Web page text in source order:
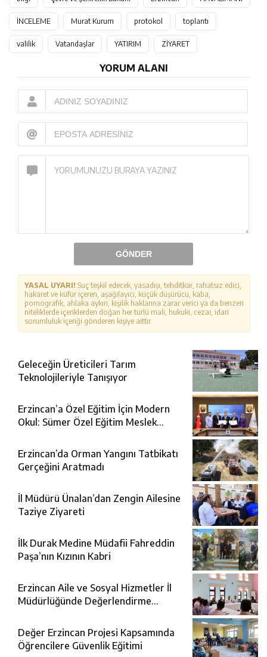
İNCELEME Murat Kurum protokol toplantı
valilik Vatandaşlar YATIRIM ZİYARET
YORUM ALANI
GÖNDER
YASAL UYARI! Suç teşkil edecek, yasadışı, tehditkar, rahatsız edici,
hakaret ve küfür içeren, aşağılayıcı, küçük düşürücü, kaba,
pornografik, ahlaka aykırı, kişilik haklarına zarar verici ya da benzeri
niteliklerde içeriklerden doğan her türlü mali, hukuki, cezai, idari
sorumluluk içeriği gönderen kişiye aittir.
Geleceğin Üreticileri Tarım
Teknolojileriyle Tanışıyor
Erzincan’a Özel Eğitim İçin Modern
Okul: Sümer Özel Eğitim Meslek
Erzincan’da Orman Yangını Tatbikatı
Gerçeğini Aratmadı
İl Müdürü Ünalan’dan Zengin Ailesine
Taziye Ziyareti
İlk Durak Medine Müdafii Fahreddin
Paşa’nın Kızının Kabri
Erzincan Aile ve Sosyal Hizmetler İl
Müdürlüğünde Değerlendirme
Değer Erzincan Projesi Kapsamında
Öğrencilere Güvenlik Eğitimi